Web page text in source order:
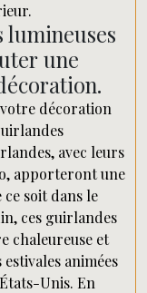
lumineuses
une
décoration
avec leurs
apporteront une
ce soit dans le
ces guirlandes
chaleureuse et
animées
Unis. En